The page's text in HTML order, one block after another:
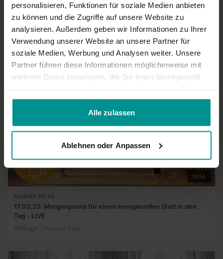
personalisieren, Funktionen für soziale Medien anbieten
zu können und die Zugriffe auf unsere Website zu
analysieren. Außerdem geben wir Informationen zu Ihrer
Verwendung unserer Website an unsere Partner für
soziale Medien, Werbung und Analysen weiter. Unsere
Partner führen diese Informationen möglicherweise mit
weiteren Daten zusammen, die Sie ihnen bereitgestellt
gesammelt haben.
Alle zulassen
Ablehnen oder Anpassen
Mehr laden
Ähnliche Videos
34:54
Nadeen Mirza
17.03.23: Morgenpraxis für einen energievollen Start in den
Tag - LIVE
Anfänger | Anusara Yoga